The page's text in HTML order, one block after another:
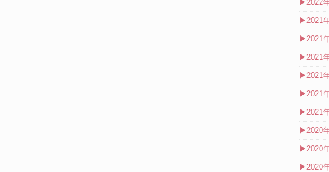
▶2022
▶2021
▶2021
▶2021
▶2021
▶2021
▶2021
▶2020
▶2020
▶2020